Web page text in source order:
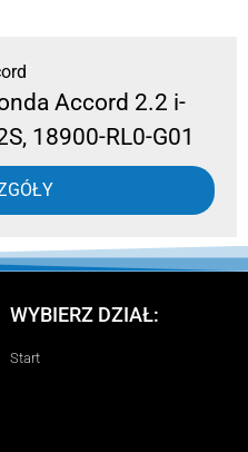
Accord 2.2 i-
18900-RL0-G01
WYBIERZ DZIAŁ:
Start